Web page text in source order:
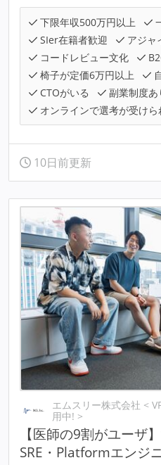
下限年収500万円以上
SIer在籍者歓迎
アジャ
コードレビュー文化
椅子が定価6万円以上
CTOがいる
副業制度あ
オンラインで選考が受けら
10日前更新
エムスリー株式会社 <
用中! >
【医師の9割がユーザ
SRE・Platformエンジ